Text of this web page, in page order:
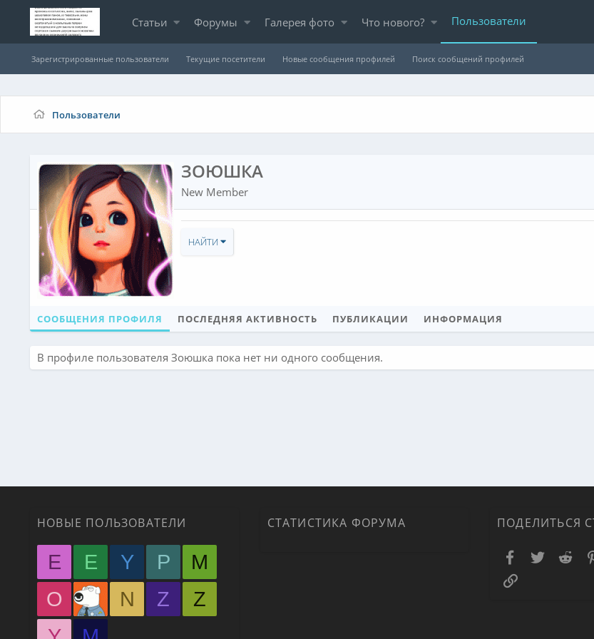
Статьи Форумы Галерея фото Что нового? Пользователи
Зарегистрированные пользователи Текущие посетители Новые сообщения профилей Поиск сообщений профилей
Пользователи
ЗОЮШКА
New Member
НАЙТИ
СООБЩЕНИЯ ПРОФИЛЯ ПОСЛЕДНЯЯ АКТИВНОСТЬ ПУБЛИКАЦИИ ИНФОРМАЦИЯ
В профиле пользователя Зоюшка пока нет ни одного сообщения.
НОВЫЕ ПОЛЬЗОВАТЕЛИ
E E Y P
M
O
N Z
Z
СТАТИСТИКА ФОРУМА ПОДЕЛИТЬСЯ
Facebook
Twitter
Ссылка